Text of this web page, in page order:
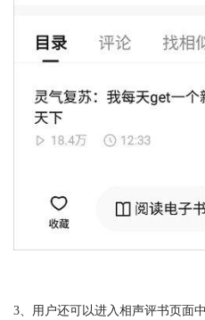
3、用户还可以进入相声评书页面